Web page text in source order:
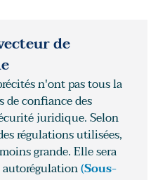
de
n'ont pas tous la
de confiance des
juridique. Selon
régulations utilisées,
grande. Elle sera
(Sous-